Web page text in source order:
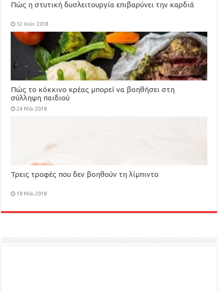
Πώς η στυτική δυσλειτουργία επιβαρύνει την καρδιά
12 Ιούν 2018
Πώς το κόκκινο κρέας μπορεί να βοηθήσει στη
σύλληψη παιδιού
24 Μάι 2018
Τρεις τροφές που δεν βοηθούν τη λίμπιντο
18 Μάι 2018